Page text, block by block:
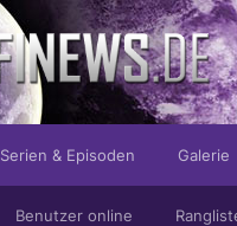
Benutzer online
Serien & Episoden Galerie